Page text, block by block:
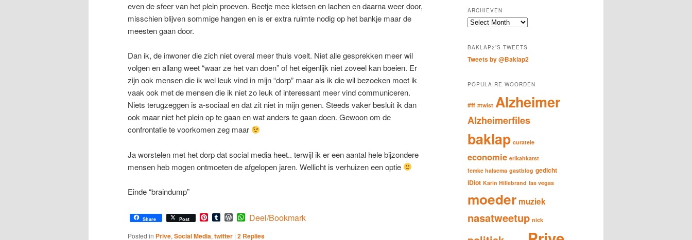
even de sfeer van het plein proeven. Beetje mee kletsen en lachen en daarna weer door,
misschien blijven sommige hangen en is er extra ruimte nodig op het bankje maar de
meesten gaan door.
Dan ik, de inwoner die zich niet overal meer thuis voelt. Niet alle gesprekken meer wil
volgen en allang weet “waar ze het van doen” of het eigenlijk niet zoveel kan boeien. Er
zijn ook mensen die ik wel leuk vind in mijn “dorp” maar als ik die wil bezoeken moet ik
vaak ook met de mensen die ik niet zo leuk of interessant meer vind communiceren.
Niets terugzeggen is a-sociaal en dat zit niet in mijn genen. Steeds vaker besluit ik dan
ook maar niet het plein op te gaan en wat anders te gaan doen. Gewoon om de
confrontatie te voorkomen zeg maar
Ja worstelen met het dorp dat social media heet.. terwijl ik er een aantal hele bijzondere
mensen heb mogen ontmoeten de afgelopen jaren. Wellicht is verhuizen een optie
Einde “braindump”
Share Post Pinterest
TumblrWordPress
WhatsApp
Deel/Bookmark
Posted in Prive, Social Media, twitter | 2 Replies
r
c
h
ARCHIEVEN
Archieven
BAKLAP2’S TWEETS
Tweets by @Baklap2
POPULAIRE WOORDEN
#ff #twist Alzheimer
Alzheimerfiles
baklap curatele
economie erikahkarst
femke halsema gastblog gedicht
iDiot Karin Hillebrand las vegas
moeder muziek
nasatweetup nick